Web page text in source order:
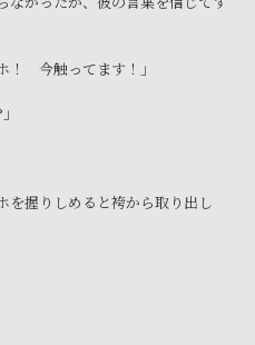
！ 今触ってます！」
握りしめると袴から取り出し